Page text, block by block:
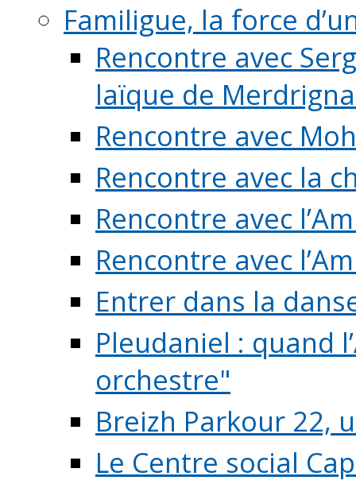
Familigue, la force
Rencontre avec
laïque de
Rencontre avec
Rencontre avec la
Rencontre avec
Rencontre avec
Entrer dans la
Pleudaniel : quand
orchestre"
Breizh Parkour 22,
Le Centre social